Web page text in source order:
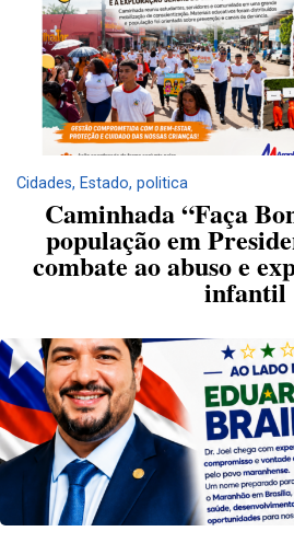
Cidades, Estado, politica
Caminhada “Faça
população em
combate ao abuso e
infantil